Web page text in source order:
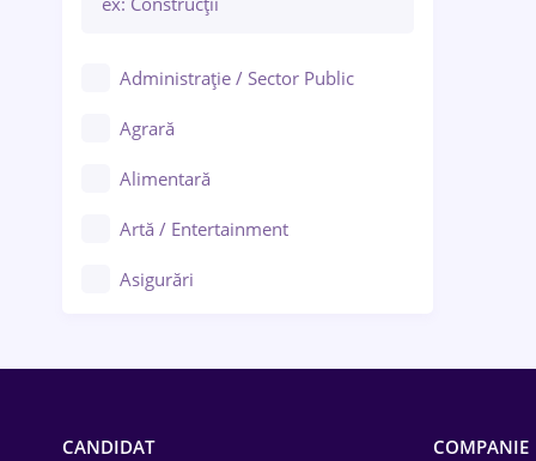
Administrație / Sector Public
Agrară
Alimentară
Artă / Entertainment
Asigurări
CANDIDAT COMPANIE